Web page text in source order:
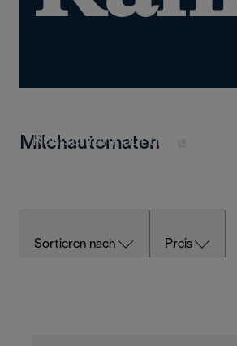
Kühlschrank auf und greifen
Milchautomaten
Sortieren nach Preis